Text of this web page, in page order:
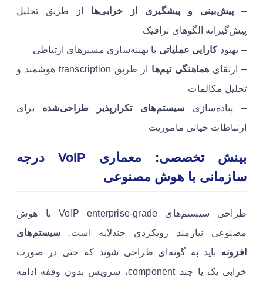
– پیش‌بینی و پیشگیری از خرابی‌ها از طریق تحلیل
پیش‌گیرانه الگوهای ترافیک
– بهبودکارایی عملیاتی با بهینه‌سازی مسیرهای ارتباطی
– ارتقای هماهنگی تیم‌ها
از طریق transcription هوشمند و
تحلیل مکالمات
– پیاده‌سازی سیستم‌های تکرارپذیر طراحی‌شده برای
ارتباطات حیاتی ماموریت
بینش تخصصی: معماری VoIP درجه
سازمانی با هوش مصنوعی
طراحی سیستم‌های VoIP enterprise-grade با هوش
مصنوعی نیازمند رویکردی چندلایه است. سیستم‌های
افزونه باید به گونه‌ای طراحی شوند که حتی در صورت
خرابی یک یا چند component، سرویس بدون وقفه ادامه